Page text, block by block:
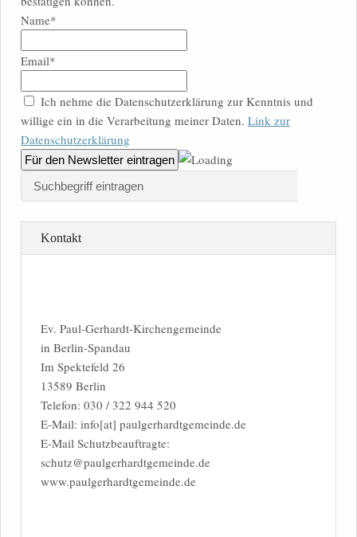
Name*
Email*
Ich nehme die Datenschutzerklärung zur Kenntnis und
willige ein in die Verarbeitung meiner Daten. Link zur
Datenschutzerklärung
Kontakt
Ev. Paul-Gerhardt-Kirchengemeinde
in Berlin-Spandau
Im Spektefeld 26
13589 Berlin
Telefon: 030 / 322 944 520
E-Mail: info[at] paulgerhardtgemeinde.de
E-Mail Schutzbeauftragte:
schutz@paulgerhardtgemeinde.de
www.paulgerhardtgemeinde.de